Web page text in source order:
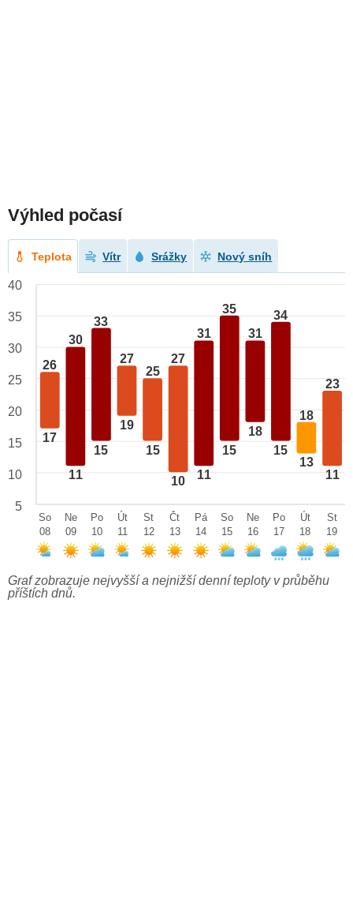
Výhled počasí
Teplota Vítr Srážky Nový sníh
26
17
30
11
33
15
27
19
25
15
27
10
31
11
35
15
31
18
34
15
18
13
23
11
40
35
30
25
20
15
10
5
So
08
Ne
09
Po
10
Út
11
St
12
Čt
13
Pá
14
So
15
Ne
16
Po
17
Út
18
St
19
Graf zobrazuje nejvyšší a nejnižší denní teploty v průběhu
příštích dnů.